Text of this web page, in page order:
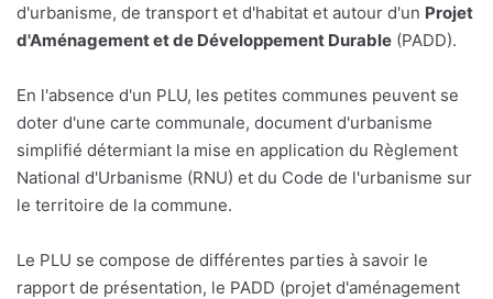
d'urbanisme, de transport et d'habitat et autour d'un Projet
d'Aménagement et de Développement Durable (PADD).
En l'absence d'un PLU, les petites communes peuvent se
doter d'une carte communale, document d'urbanisme
simplifié détermiant la mise en application du Règlement
National d'Urbanisme (RNU) et du Code de l'urbanisme sur
le territoire de la commune.
Le PLU se compose de différentes parties à savoir le
rapport de présentation, le PADD (projet d'aménagement